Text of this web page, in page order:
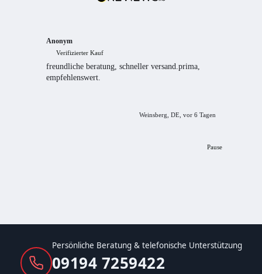
Anonym
Verifizierter Kauf
freundliche beratung, schneller versand.prima,
empfehlenswert.
Weinsberg, DE, vor 6 Tagen
Pause
Persönliche Beratung & telefonische Unterstützung
09194 7259422